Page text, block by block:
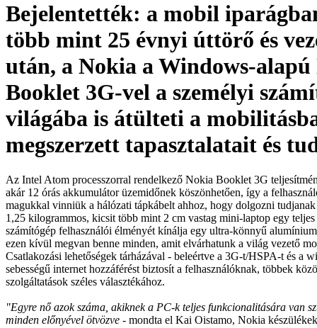
Bejelentették: a mobil
több mint 25 évnyi úttörő és
után, a Nokia a Windows-
Booklet 3G-vel a személyi
világába is átülteti a
megszerzett tapasztalatait és
Az Intel Atom processzorral rendelkező Nokia Booklet 3G
akár 12 órás akkumulátor üzemidőnek köszönhetően, így a
magukkal vinniük a hálózati tápkábelt ahhoz, hogy dolgozni
1,25 kilogrammos, kicsit több mint 2 cm vastag mini-laptop egy
számítógép felhasználói élményét kínálja egy ultra-könnyű
ezen kívül megvan benne minden, amit elvárhatunk a világ vezető
Csatlakozási lehetőségek tárházával - beleértve a 3G-t/HSPA-t és a
sebességű internet hozzáférést biztosít a felhasználóknak, többek
szolgáltatások széles választékához.
"Egyre nő azok száma, akiknek a PC-k teljes funkcionalitására van
minden előnyével ötvözve - mondta el Kai Oistamo, Nokia